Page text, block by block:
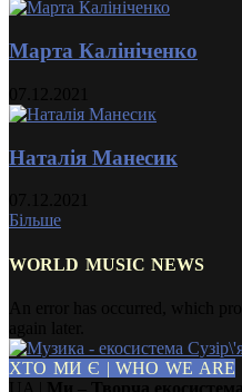
Марта Калініченко
Наталія Манесик
Більше
WORLD MUSIC NEWS
ХТО МИ Є | WHO WE ARE